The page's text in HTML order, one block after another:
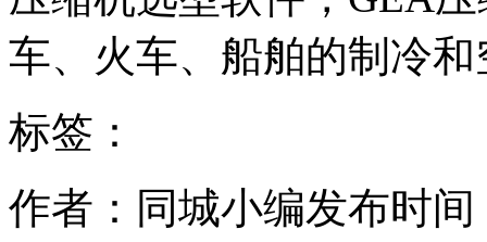
车、火车、船舶的制冷
标签：
作者：同城小编发布时间